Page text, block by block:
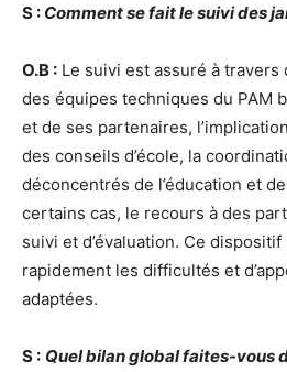
S : Comment se fait le suivi des
O.B : Le suivi est assuré à
des équipes techniques du PAM
et de ses partenaires,
des conseils d’école, la
déconcentrés de l’éducation et
certains cas, le recours à des
suivi et d’évaluation. Ce
rapidement les difficultés et
adaptées.
S : Quel bilan global faites-vous